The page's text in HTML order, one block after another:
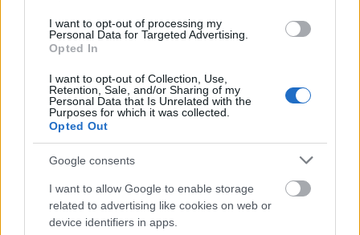
I want to opt-out of processing my
Personal Data for Targeted Advertising.
Opted In
I want to opt-out of Collection, Use,
Retention, Sale, and/or Sharing of my
Personal Data that Is Unrelated with the
Purposes for which it was collected.
Opted Out
Google consents
I want to allow Google to enable storage
related to advertising like cookies on web or
device identifiers in apps.
标。这是迈向健康饮食的一步。
肠道健康改善
澳洲坚果对肠道健康非常有益。它们富含膳食纤维，这
对消化系统大有裨益。膳食纤维能够滋养肠道中的有益
这种膳食纤维还有助于生成短链脂肪酸。这些脂肪酸可
以降低肠道炎症，从而帮助预防消化问题，维持肠道菌